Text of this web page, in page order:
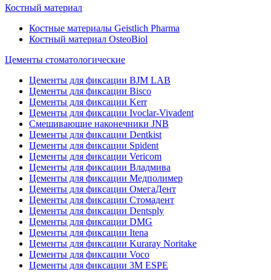
Костный материал
Костные материалы Geistlich Pharma
Костный материал OsteoBiol
Цементы стоматологические
Цементы для фиксации BJM LAB
Цементы для фиксации Bisco
Цементы для фиксации Kerr
Цементы для фиксации Ivoclar-Vivadent
Смешивающие наконечники JNB
Цементы для фиксации Dentkist
Цементы для фиксации Spident
Цементы для фиксации Vericom
Цементы для фиксации Владмива
Цементы для фиксации Медполимер
Цементы для фиксации ОмегаДент
Цементы для фиксации Стомадент
Цементы для фиксации Dentsply
Цементы для фиксации DMG
Цементы для фиксации Itena
Цементы для фиксации Kuraray Noritake
Цементы для фиксации Voco
Цементы для фиксации 3M ESPE